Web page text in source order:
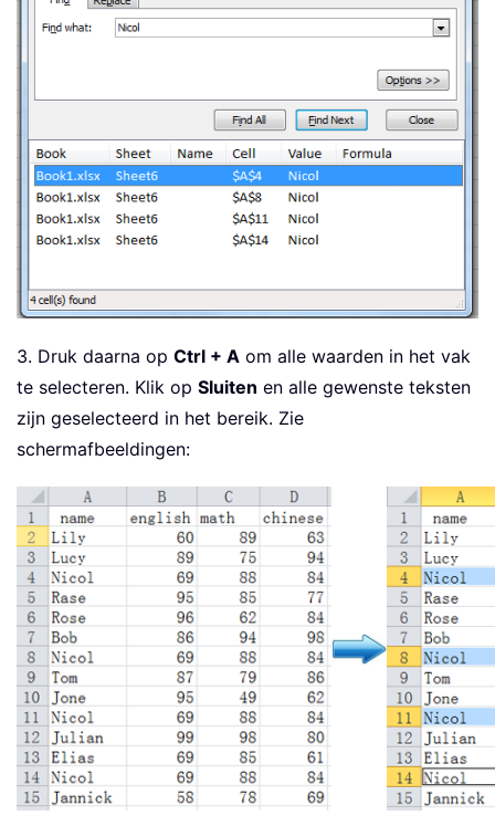
3. Druk daarna op Ctrl + A om alle waarden in het vak
te selecteren. Klik op Sluiten en alle gewenste teksten
zijn geselecteerd in het bereik. Zie
schermafbeeldingen: